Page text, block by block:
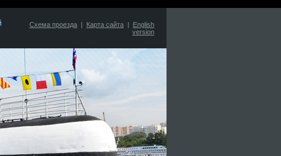
Схема проезда | Карта сайта | English
version